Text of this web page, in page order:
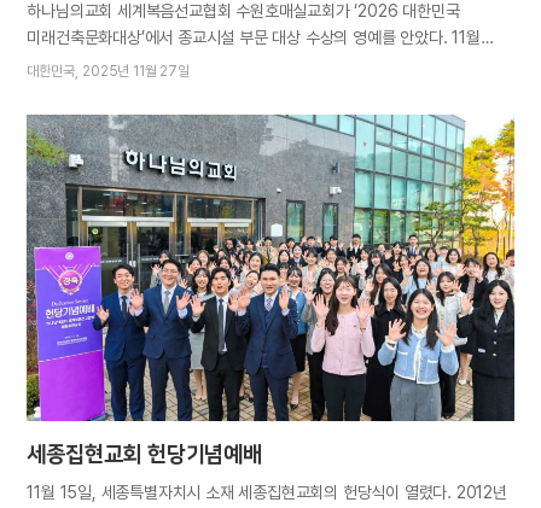
하나님의교회 세계복음선교협회 수원호매실교회가 ‘2026 대한민국
미래건축문화대상’에서 종교시설 부문 대상 수상의 영예를 안았다. 11월
27일, 서울 코리아나호텔에서 열린 시상식에서 총회장 김주철 목사가
한국주택협회, 대한주택건설협회가 후원하는 미래건축문화대상은
친환경적이고 혁신적이며 미래지향적인 건축문화를 선도하는 건축물과
기관을 발굴하고자 2018년에 제정됐다. 산학 전문가로 구성된
전문심사위원단이 사전 기초 조사로 후보군을 선정하고, 추후 접수된 서류와
종합해 심의하여 선정한다. 올해 심사진과 관계자들은 수원호매실교회에
대해 “기술 혁신을 통한 창의적 디자인으로 미래 건축 지평을 넓혔다는
점에서 의미가 크다, 친환경건축물로 재생에너지를 적극 활용해 지속가능한
건축의 모범을 보여줬다”고 호평했다. 김주철 목사는 “하나님을 섬기는 교회
본연의 기능에 충실하면서도 자연과 조화를 이루어 이웃이 편히 방문할 수
있는 공간으로 아름답게 건축된 점이 높게 평가받아 뜻깊다. 전 세계
하나님의 교회는 사랑 나눔에 힘써 지역사회를 더욱 따뜻하게 보듬겠다”는
소감을 전했다. 2021년,…
대한민국 2025년 11월 27일
세종집현교회 헌당기념예배
11월 15일, 세종특별자치시 소재 세종집현교회의 헌당식이 열렸다. 2012년